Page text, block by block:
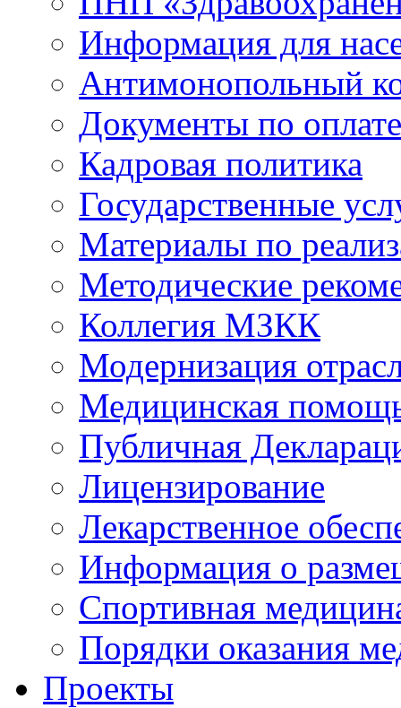
Информация для
Антимонопольный
Документы по
Кадровая политика
Государственные
Материалы по
Методические
Коллегия МЗКК
Модернизация
Медицинская
Публичная
Лицензирование
Лекарственное
Информация о
Спортивная
Порядки оказания
Проекты